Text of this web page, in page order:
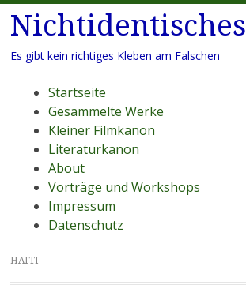
Nichtidentisches
Es gibt kein richtiges Kleben am Falschen
Menü
Zum
Inhalt
springen
Startseite
Gesammelte Werke
Kleiner Filmkanon
Literaturkanon
About
Vorträge und Workshops
Impressum
Datenschutz
HAITI